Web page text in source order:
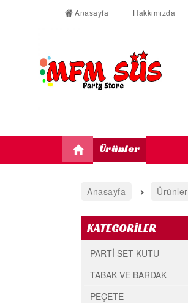
Anasayfa Hakkımızda
Ürünler
Anasayfa Ürünler
KATEGORİLER
PARTİ SET KUTU
TABAK VE BARDAK
PEÇETE